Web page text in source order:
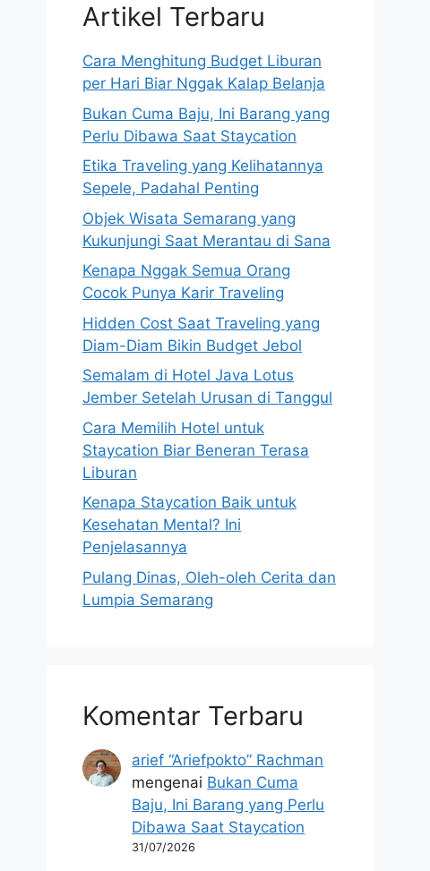
Artikel Terbaru
Cara Menghitung Budget Liburan
per Hari Biar Nggak Kalap Belanja
Bukan Cuma Baju, Ini Barang yang
Perlu Dibawa Saat Staycation
Etika Traveling yang Kelihatannya
Sepele, Padahal Penting
Objek Wisata Semarang yang
Kukunjungi Saat Merantau di Sana
Kenapa Nggak Semua Orang
Cocok Punya Karir Traveling
Hidden Cost Saat Traveling yang
Diam-Diam Bikin Budget Jebol
Semalam di Hotel Java Lotus
Jember Setelah Urusan di Tanggul
Cara Memilih Hotel untuk
Staycation Biar Beneran Terasa
Liburan
Kenapa Staycation Baik untuk
Kesehatan Mental? Ini
Penjelasannya
Pulang Dinas, Oleh-oleh Cerita dan
Lumpia Semarang
Komentar Terbaru
arief “Ariefpokto” Rachman
mengenai Bukan Cuma
Baju, Ini Barang yang Perlu
Dibawa Saat Staycation
31/07/2026